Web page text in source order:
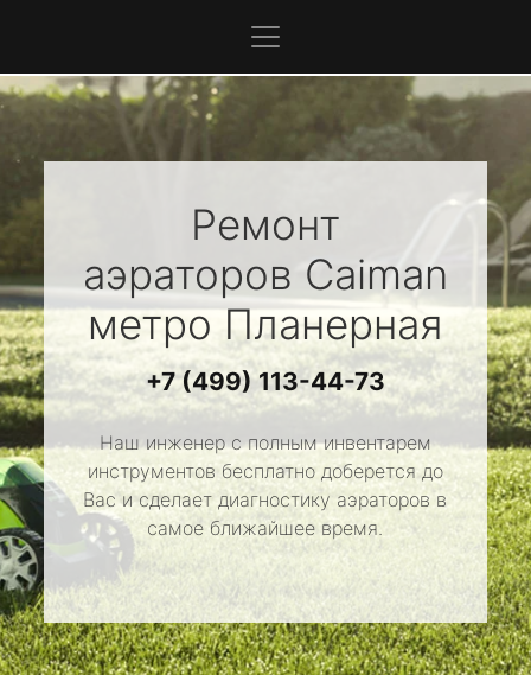
Ремонт
аэраторов Caiman
метро Планерная
+7 (499) 113-44-73
Наш инженер с полным инвентарем
инструментов бесплатно доберется до
Вас и сделает диагностику аэраторов в
самое ближайшее время.